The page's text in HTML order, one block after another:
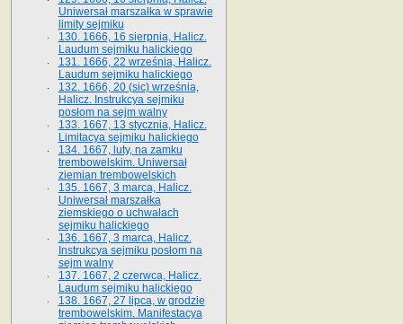
Uniwersał marszałka w sprawie
limity sejmiku
130. 1666, 16 sierpnia, Halicz.
Laudum sejmiku halickiego
131. 1666, 22 września, Halicz.
Laudum sejmiku halickiego
132. 1666, 20 (sic) września,
Halicz. Instrukcya sejmiku
posłom na sejm walny
133. 1667, 13 stycznia, Halicz.
Limitacya sejmiku halickiego
134. 1667, luty, na zamku
trembowelskim. Uniwersał
ziemian trembowelskich
135. 1667, 3 marca, Halicz.
Uniwersał marszałka
ziemskiego o uchwałach
sejmiku halickiego
136. 1667, 3 marca, Halicz.
Instrukcya sejmiku posłom na
sejm walny
137. 1667, 2 czerwca, Halicz.
Laudum sejmiku halickiego
138. 1667, 27 lipca, w grodzie
trembowelskim. Manifestacya